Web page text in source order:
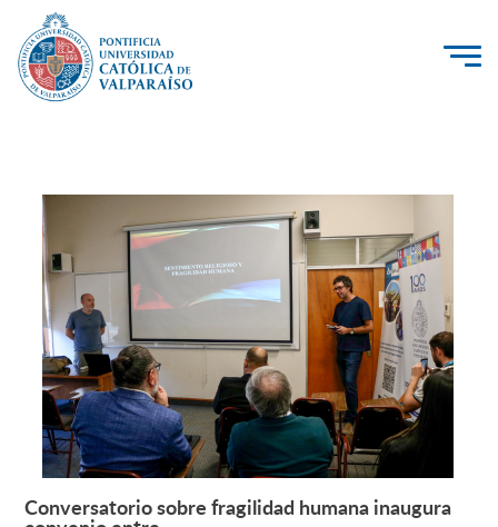
PUCV Internacional
Vinculación con el Medio
Admisión
Pregrado
Postgrado
Formación Continua
Conversatorio sobre fragilidad humana inaugura